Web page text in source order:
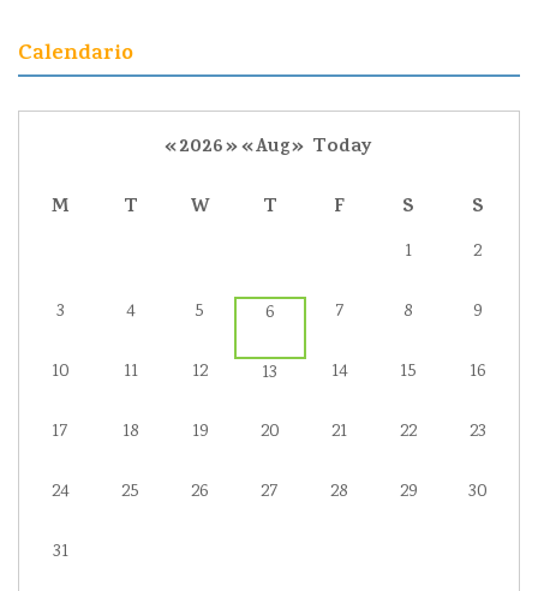
Calendario
«2026»«Aug» Today
M
T W T F S S
1 2
3 4 5 6 7 8 9
10 11 12 13 14 15 16
17 18 19 20 21 22 23
24 25 26 27 28 29 30
31